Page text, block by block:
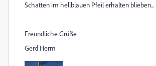
Schatten im hellblauen Pfeil erhalten blieben...
Freundliche Grüße
Gerd Herm